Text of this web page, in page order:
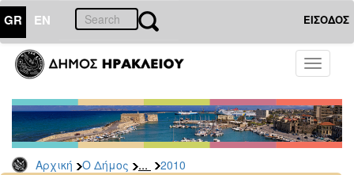
GR EN ΕΙΣΟΔΟΣ
Toggle
Αρχική Ο Δήμος ... 2010
ΔΗΜΟΣ
Δελτία
Τύπου
Αρχείο
2026